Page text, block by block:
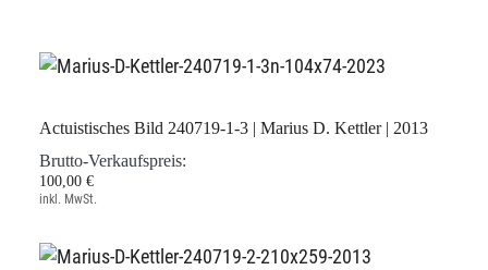
Actuistisches Bild 240719-1-3 | Marius D. Kettler | 2013
Brutto-Verkaufspreis:
100,00 €
inkl. MwSt.